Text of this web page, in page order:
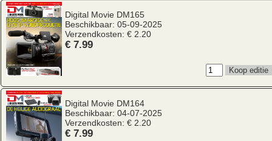
Digital Movie DM165
Beschikbaar: 05-09-2025
Verzendkosten: € 2.20
€ 7.99
Digital Movie DM164
Beschikbaar: 04-07-2025
Verzendkosten: € 2.20
€ 7.99